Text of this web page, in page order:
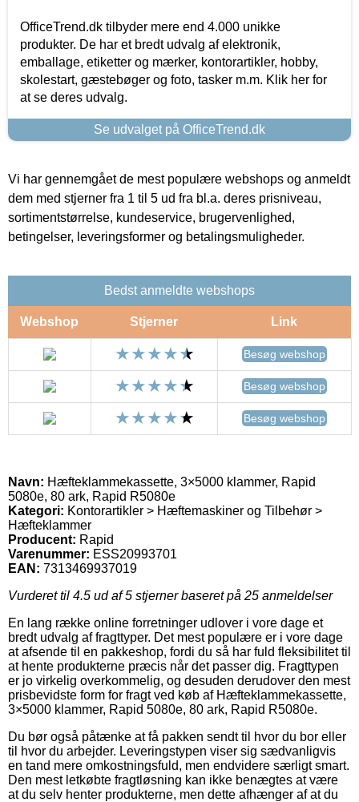
OfficeTrend.dk tilbyder mere end 4.000 unikke
produkter. De har et bredt udvalg af elektronik,
emballage, etiketter og mærker, kontorartikler, hobby,
skolestart, gæstebøger og foto, tasker m.m. Klik her for
at se deres udvalg.
Se udvalget på OfficeTrend.dk
Vi har gennemgået de mest populære webshops og anmeldt
dem med stjerner fra 1 til 5 ud fra bl.a. deres prisniveau,
sortimentstørrelse, kundeservice, brugervenlighed,
betingelser, leveringsformer og betalingsmuligheder.
Bedst anmeldte webshops
Webshop Stjerner Link
Besøg webshop
Besøg webshop
Besøg webshop
Navn: Hæfteklammekassette, 3×5000 klammer, Rapid
5080e, 80 ark, Rapid R5080e
Kategori: Kontorartikler > Hæftemaskiner og Tilbehør >
Hæfteklammer
Producent: Rapid
Varenummer: ESS20993701
EAN: 7313469937019
Vurderet til 4.5 ud af 5 stjerner baseret på 25 anmeldelser
En lang række online forretninger udlover i vore dage et
bredt udvalg af fragttyper. Det mest populære er i vore dage
at afsende til en pakkeshop, fordi du så har fuld fleksibilitet til
at hente produkterne præcis når det passer dig. Fragttypen
er jo virkelig overkommelig, og desuden derudover den mest
prisbevidste form for fragt ved køb af Hæfteklammekassette,
3×5000 klammer, Rapid 5080e, 80 ark, Rapid R5080e.
Du bør også påtænke at få pakken sendt til hvor du bor eller
til hvor du arbejder. Leveringstypen viser sig sædvanligvis
en tand mere omkostningsfuld, men endvidere særligt smart.
Den mest letkøbte fragtløsning kan ikke benægtes at være
at du selv henter produkterne, men dette afhænger af at du